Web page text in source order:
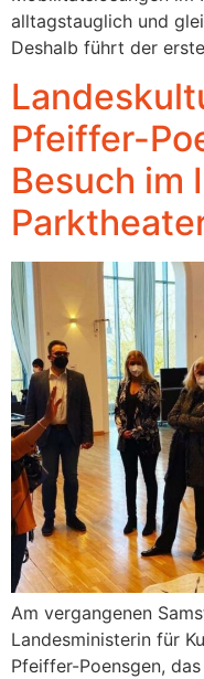
alltagstauglich und
Deshalb führt der
Pfeiffer-
Besuch im
Am vergangenen
Landesministerin für
Pfeiffer-Poensgen,